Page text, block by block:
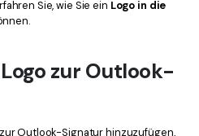
Sie, wie Sie ein Logo in die
zur Outlook-
Outlook-Signatur hinzuzufügen,